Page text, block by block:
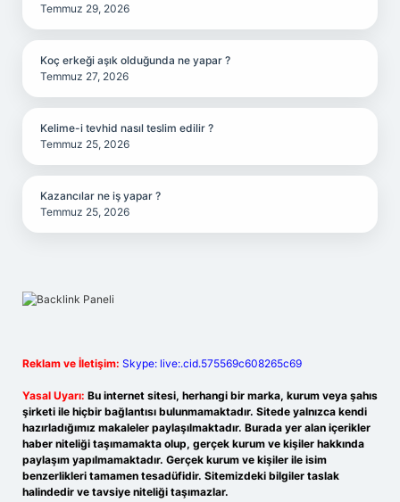
Temmuz 29, 2026
Koç erkeği aşık olduğunda ne yapar ?
Temmuz 27, 2026
Kelime-i tevhid nasıl teslim edilir ?
Temmuz 25, 2026
Kazancılar ne iş yapar ?
Temmuz 25, 2026
Reklam ve İletişim: Skype: live:.cid.575569c608265c69
Yasal Uyarı: Bu internet sitesi, herhangi bir marka, kurum veya şahıs
şirketi ile hiçbir bağlantısı bulunmamaktadır. Sitede yalnızca kendi
hazırladığımız makaleler paylaşılmaktadır. Burada yer alan içerikler
haber niteliği taşımamakta olup, gerçek kurum ve kişiler hakkında
paylaşım yapılmamaktadır. Gerçek kurum ve kişiler ile isim
benzerlikleri tamamen tesadüfidir. Sitemizdeki bilgiler taslak
halindedir ve tavsiye niteliği taşımazlar.